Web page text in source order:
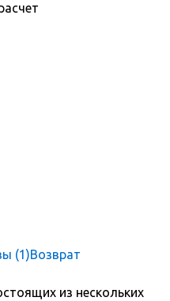
(1)Возврат
из нескольких